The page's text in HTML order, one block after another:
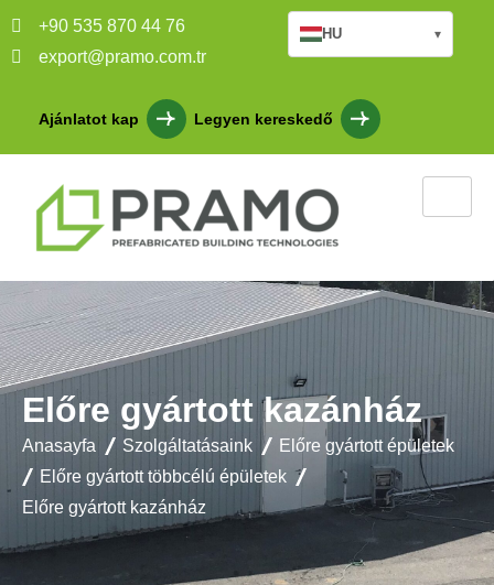
+90 535 870 44 76
export@pramo.com.tr
Ajánlatot kap Legyen kereskedő
HU ▾
Előre gyártott kazánház
Anasayfa Szolgáltatásaink
Előre gyártott épületek
Előre gyártott többcélú épületek
Előre gyártott kazánház